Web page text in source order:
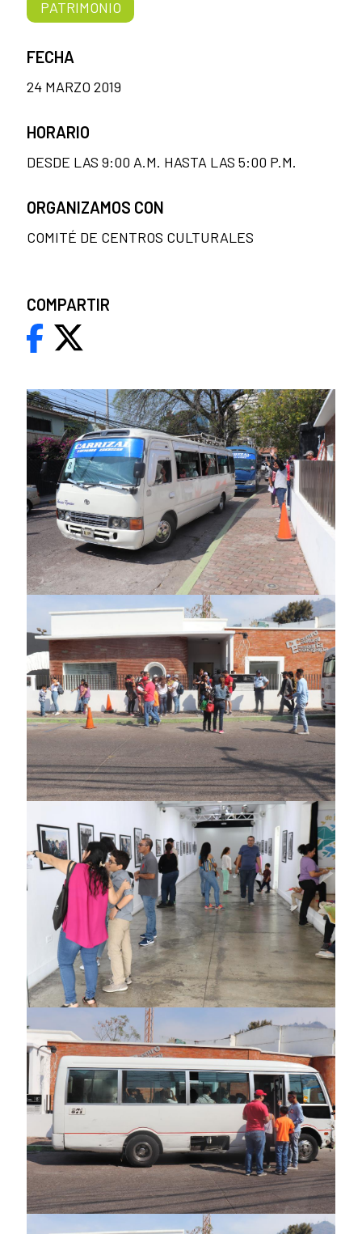
PATRIMONIO
FECHA
24 MARZO 2019
HORARIO
DESDE LAS 9:00 A.M. HASTA LAS 5:00 P.M.
ORGANIZAMOS CON
COMITÉ DE CENTROS CULTURALES
COMPARTIR